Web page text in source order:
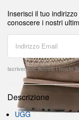
Inserisci il tuo
conoscere i nostri
Iscrivendoti, Accetti I Nostri
Descrizione
UGG